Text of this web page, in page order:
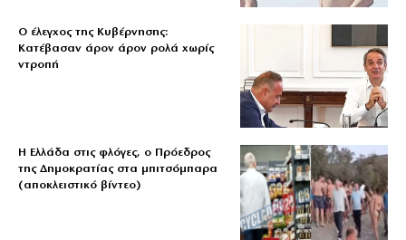
Ο έλεγχος της Κυβέρνησης:
Κατέβασαν άρον άρον ρολά χωρίς
ντροπή
Η Ελλάδα στις φλόγες, ο Πρόεδρος
της Δημοκρατίας στα μπιτσόμπαρα
(αποκλειστικό βίντεο)